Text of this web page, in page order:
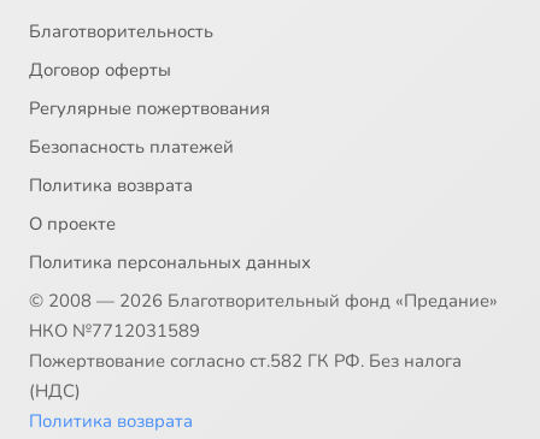
Благотворительность
Договор оферты
Регулярные пожертвования
Безопасность платежей
Политика возврата
О проекте
Политика персональных данных
© 2008 — 2026 Благотворительный фонд «Предание»
НКО №7712031589
Пожертвование согласно ст.582 ГК РФ. Без налога
(НДС)
Политика возврата